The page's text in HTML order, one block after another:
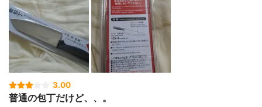
3.00
普通の包丁だけど、、。